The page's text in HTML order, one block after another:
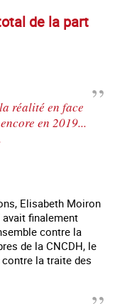
de la part
réalité en face
en 2019...
Elisabeth Moiron
avait finalement
contre la
de la CNCDH, le
la traite des